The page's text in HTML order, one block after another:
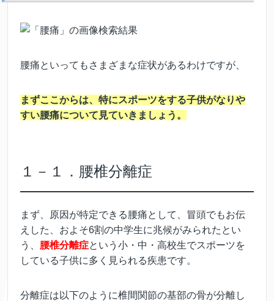
腰痛といってもさまざまな症状があるわけですが、
まずここからは、特にスポーツをする子供がなりや
すい腰痛について見ていきましょう。
１－１．腰椎分離症
まず、原因が特定できる腰痛として、冒頭でもお伝
えした、およそ6割の中学生に兆候がみられたとい
う、 腰椎分離症という小・中・高校生でスポーツを
している子供に多く見られる疾患です。
分離症は以下のように椎間関節の基部の骨が分離し